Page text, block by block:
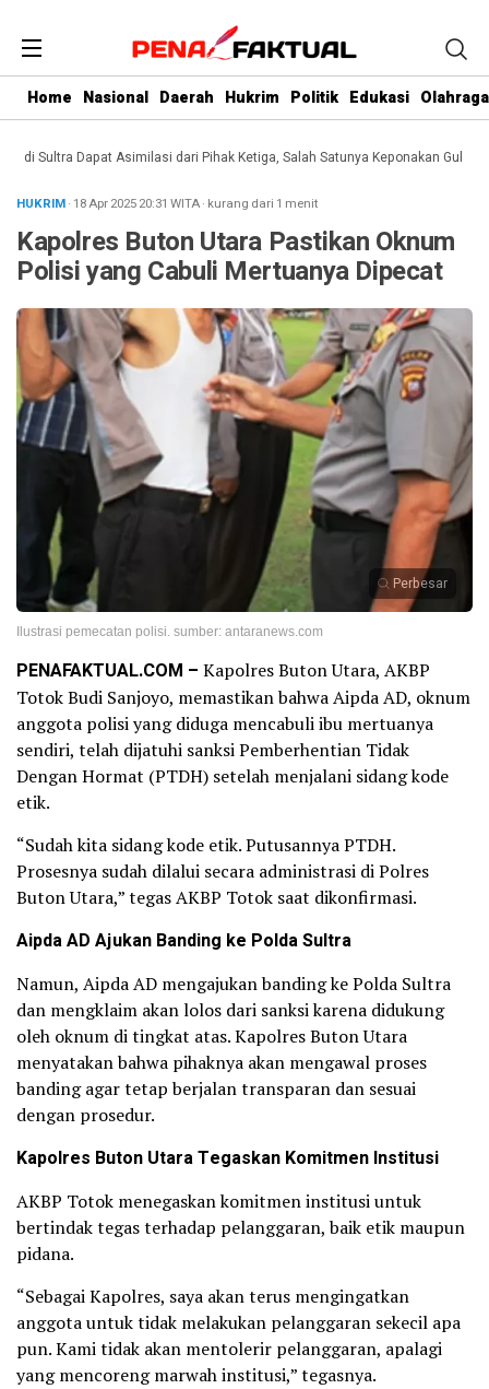
Home Nasional Daerah Hukrim Politik Edukasi Olahraga
Dapat Asimilasi dari Pihak Ketiga, Salah Satunya Keponakan Gubernur
HUKRIM· 18 Apr 202520:31 WITA· kurang dari 1 menit
Kapolres Buton Utara Pastikan Oknum
Polisi yang Cabuli Mertuanya Dipecat
Perbesar
Ilustrasi pemecatan polisi. sumber: antaranews.com
PENAFAKTUAL.COM – Kapolres Buton Utara, AKBP
Totok Budi Sanjoyo, memastikan bahwa Aipda AD, oknum
anggota polisi yang diduga mencabuli ibu mertuanya
sendiri, telah dijatuhi sanksi Pemberhentian Tidak
Dengan Hormat (PTDH) setelah menjalani sidang kode
etik.
“Sudah kita sidang kode etik. Putusannya PTDH.
Prosesnya sudah dilalui secara administrasi di Polres
Buton Utara,” tegas AKBP Totok saat dikonfirmasi.
Aipda AD Ajukan Banding ke Polda Sultra
Namun, Aipda AD mengajukan banding ke Polda Sultra
dan mengklaim akan lolos dari sanksi karena didukung
oleh oknum di tingkat atas. Kapolres Buton Utara
menyatakan bahwa pihaknya akan mengawal proses
banding agar tetap berjalan transparan dan sesuai
dengan prosedur.
Kapolres Buton Utara Tegaskan Komitmen Institusi
AKBP Totok menegaskan komitmen institusi untuk
bertindak tegas terhadap pelanggaran, baik etik maupun
pidana.
“Sebagai Kapolres, saya akan terus mengingatkan
anggota untuk tidak melakukan pelanggaran sekecil apa
pun. Kami tidak akan mentolerir pelanggaran, apalagi
yang mencoreng marwah institusi,” tegasnya.